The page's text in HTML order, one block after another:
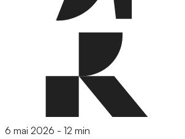
6 mai 2026 - 12 min